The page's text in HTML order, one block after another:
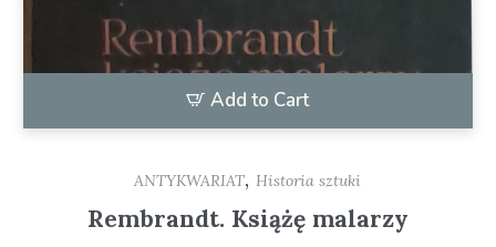
Add to Cart
ANTYKWARIAT,Historia sztuki
Rembrandt. Książę malarzy